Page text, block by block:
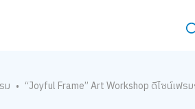
ม • “Joyful Frame” Art Workshop ดีไซน์เฟร